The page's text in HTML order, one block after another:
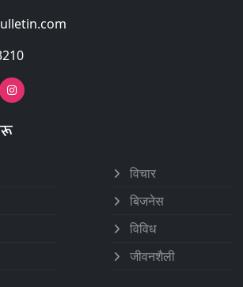
विचार
बिजनेस
विविध
जीवनशैली